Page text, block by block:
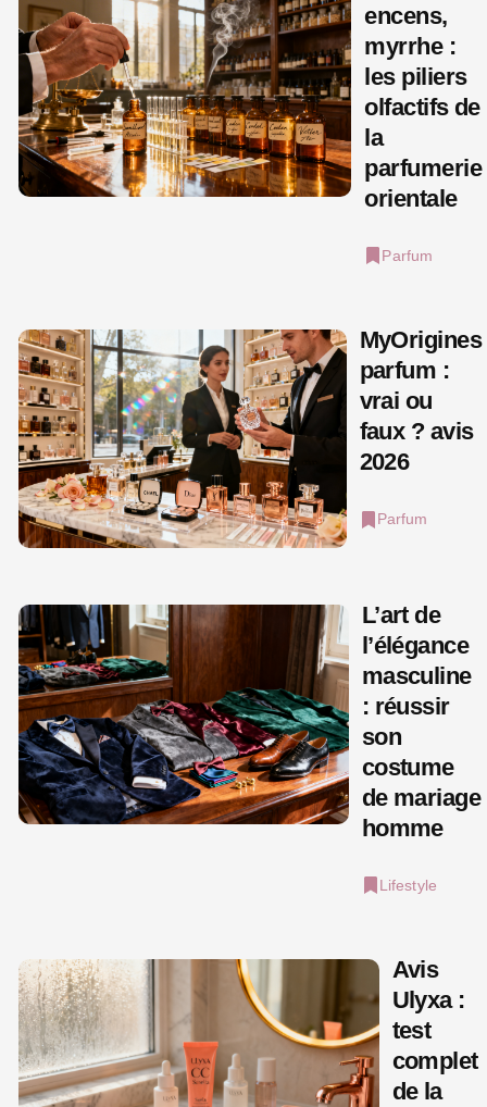
encens,
myrrhe :
les piliers
olfactifs de
la
parfumerie
orientale
Parfum
MyOrigines
parfum :
vrai ou
faux ? avis
2026
Parfum
L’art de
l’élégance
masculine
: réussir
son
costume
de mariage
homme
Lifestyle
Avis
Ulyxa :
test
complet
de la